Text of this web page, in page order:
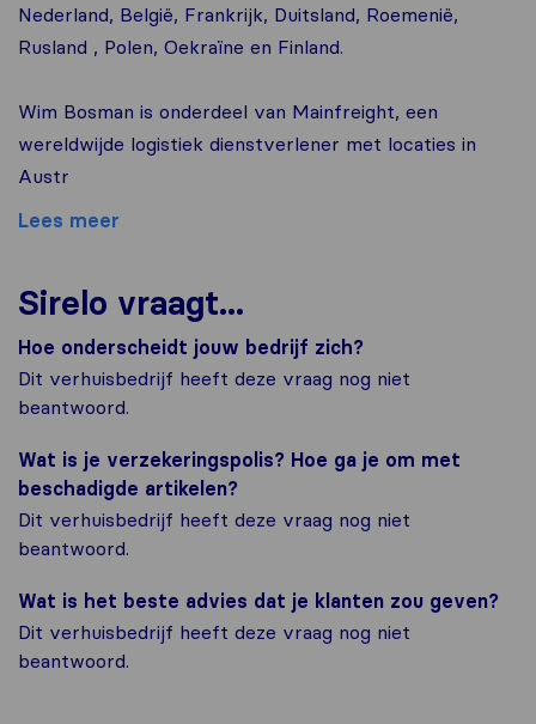
Nederland, België, Frankrijk, Duitsland, Roemenië,
Rusland , Polen, Oekraïne en Finland.
Wim Bosman is onderdeel van Mainfreight, een
wereldwijde logistiek dienstverlener met locaties in
Austr
Lees meer
Sirelo vraagt...
Hoe onderscheidt jouw bedrijf zich?
Dit verhuisbedrijf heeft deze vraag nog niet
beantwoord.
Wat is je verzekeringspolis? Hoe ga je om met
beschadigde artikelen?
Dit verhuisbedrijf heeft deze vraag nog niet
beantwoord.
Wat is het beste advies dat je klanten zou geven?
Dit verhuisbedrijf heeft deze vraag nog niet
beantwoord.